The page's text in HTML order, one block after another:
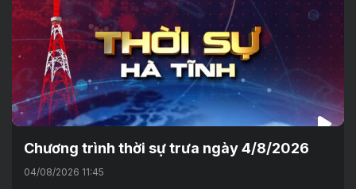
Chương trình thời sự trưa ngày 4/8/2026
04/08/2026 11:45